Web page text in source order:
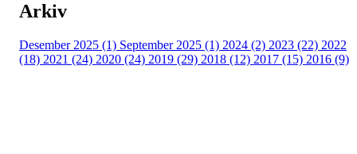
Arkiv
Desember 2025 (1) September 2025 (1) 2024 (2) 2023 (22) 2022
(18) 2021 (24) 2020 (24) 2019 (29) 2018 (12) 2017 (15) 2016 (9)